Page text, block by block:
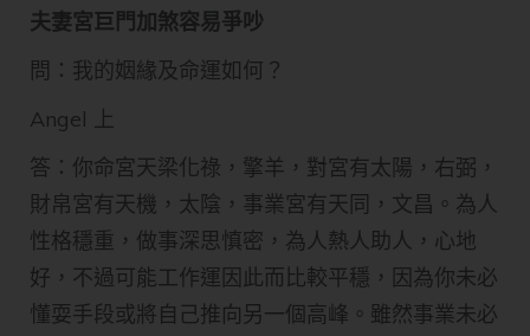
夫妻宮巨門加煞容易爭吵
問：我的姻緣及命運如何？
Angel 上
答：你命宮天梁化祿，擎羊，對宮有太陽，右弼，
財帛宮有天機，太陰，事業宮有天同，文昌。為人
性格穩重，做事深思慎密，為人熱人助人，心地
好，不過可能工作運因此而比較平穩，因為你未必
懂耍手段或將自己推向另一個高峰。雖然事業未必